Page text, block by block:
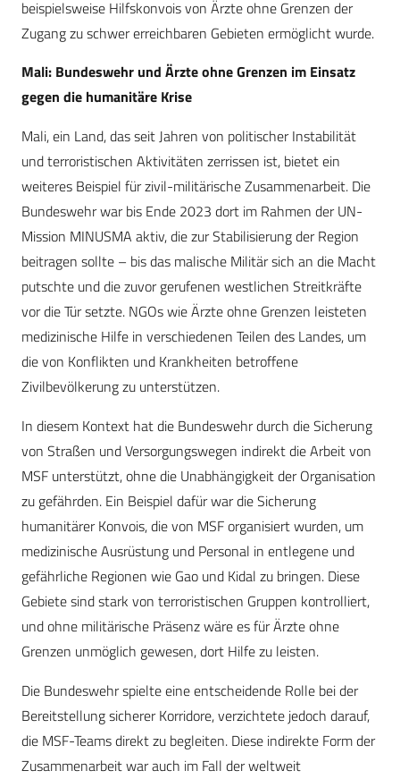
beispielsweise Hilfskonvois von Ärzte ohne Grenzen der
Zugang zu schwer erreichbaren Gebieten ermöglicht wurde.
Mali: Bundeswehr und Ärzte ohne Grenzen im Einsatz
gegen die humanitäre Krise
Mali, ein Land, das seit Jahren von politischer Instabilität
und terroristischen Aktivitäten zerrissen ist, bietet ein
weiteres Beispiel für zivil-militärische Zusammenarbeit. Die
Bundeswehr war bis Ende 2023 dort im Rahmen der UN-
Mission MINUSMA aktiv, die zur Stabilisierung der Region
beitragen sollte – bis das malische Militär sich an die Macht
putschte und die zuvor gerufenen westlichen Streitkräfte
vor die Tür setzte. NGOs wie Ärzte ohne Grenzen leisteten
medizinische Hilfe in verschiedenen Teilen des Landes, um
die von Konflikten und Krankheiten betroffene
Zivilbevölkerung zu unterstützen.
In diesem Kontext hat die Bundeswehr durch die Sicherung
von Straßen und Versorgungswegen indirekt die Arbeit von
MSF unterstützt, ohne die Unabhängigkeit der Organisation
zu gefährden. Ein Beispiel dafür war die Sicherung
humanitärer Konvois, die von MSF organisiert wurden, um
medizinische Ausrüstung und Personal in entlegene und
gefährliche Regionen wie Gao und Kidal zu bringen. Diese
Gebiete sind stark von terroristischen Gruppen kontrolliert,
und ohne militärische Präsenz wäre es für Ärzte ohne
Grenzen unmöglich gewesen, dort Hilfe zu leisten.
Die Bundeswehr spielte eine entscheidende Rolle bei der
Bereitstellung sicherer Korridore, verzichtete jedoch darauf,
die MSF-Teams direkt zu begleiten. Diese indirekte Form der
Zusammenarbeit war auch im Fall der weltweit